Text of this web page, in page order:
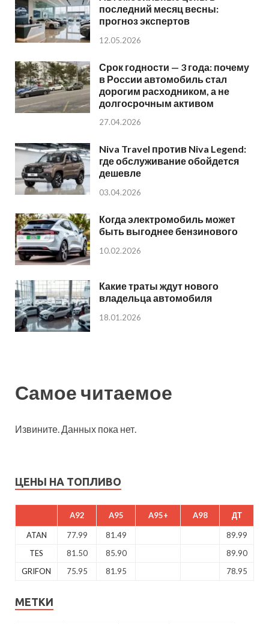
последний месяц весны:
прогноз экспертов
12.05.2026
Срок годности — 3 года: почему
в России автомобиль стал
дорогим расходником, а не
долгосрочным активом
27.04.2026
Niva Travel против Niva Legend:
где обслуживание обойдется
дешевле
03.04.2026
Когда электромобиль может
быть выгоднее бензинового
10.02.2026
Какие траты ждут нового
владельца автомобиля
18.01.2026
Самое читаемое
Извините. Данных пока нет.
ЦЕНЫ НА ТОПЛИВО
A92 A95 A95+ A98 ДТ
ATAN 77.99 81.49
89.99
TES
81.50 85.90
89.90
GRIFON
75.95 81.95 78.95
МЕТКИ